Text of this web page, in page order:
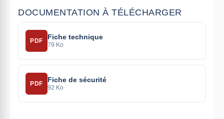
DOCUMENTATION À TÉLÉCHARGER
PDF Fiche technique
79 Ko
PDF Fiche de sécurité
92 Ko